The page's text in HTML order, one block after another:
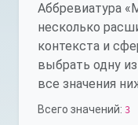
Аббревиатура
несколько
контекста и
выбрать одну
все значения
Всего значений: 3